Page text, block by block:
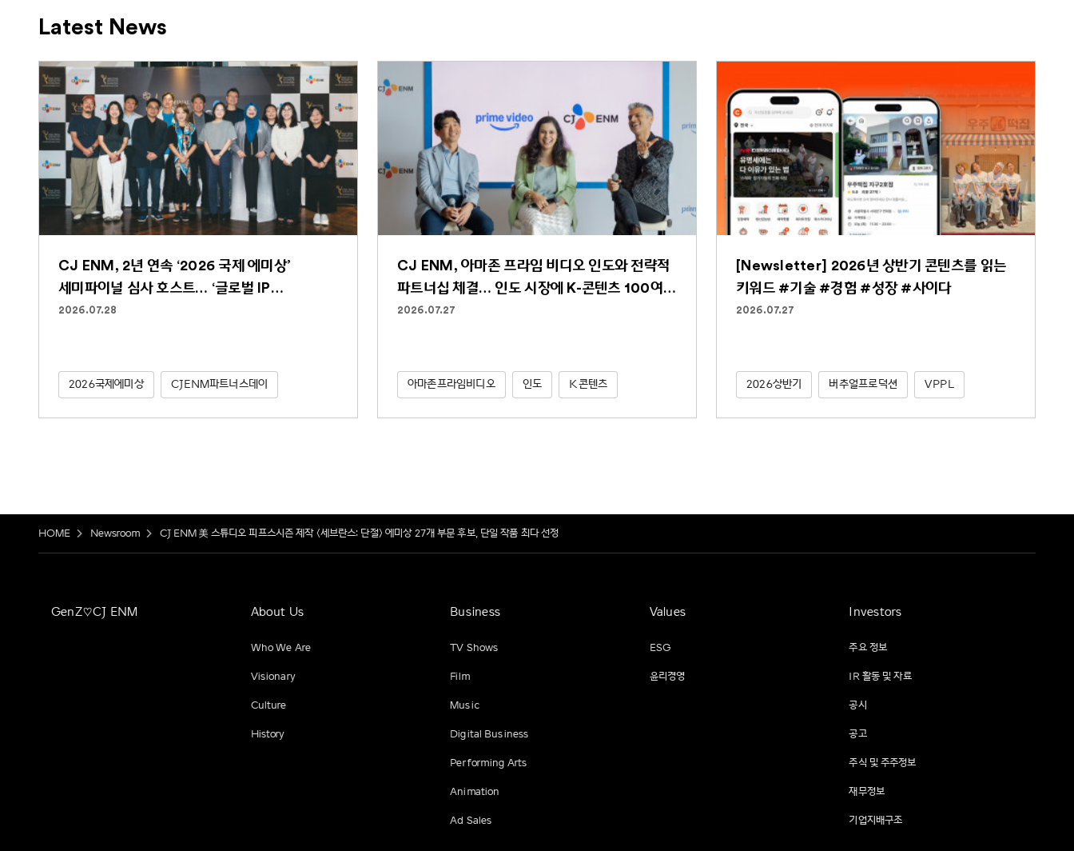
Latest News
CJ ENM, 2년 연속 ‘2026 국제 에미상’
세미파이널 심사 호스트… ‘글로벌 IP
파워하우스’ 역할 굳건
2026.07.28
2026국제에미상 CJENM파트너스데이
CJ ENM, 아마존 프라임 비디오 인도와 전략적
파트너십 체결… 인도 시장에 K-콘텐츠 100여
편 선보인다
2026.07.27
아마존프라임비디오 인도 K콘텐츠
[Newsletter] 2026년 상반기 콘텐츠를 읽는
키워드 #기술 #경험 #성장 #사이다
2026.07.27
2026상반기 버추얼프로덕션 VPPL
HOME Newsroom CJ ENM 美 스튜디오 피프스시즌 제작 <세브란스: 단절> 에미상 27개 부문 후보, 단일 작품 최다 선정
GenZ♡CJ ENM About Us
Who We Are
Visionary
Culture
History
Business
TV Shows
Film
Music
Digital Business
Performing Arts
Animation
Ad Sales
Values
ESG
윤리경영
Investors
주요 정보
IR 활동 및 자료
공시
공고
주식 및 주주정보
재무정보
기업지배구조